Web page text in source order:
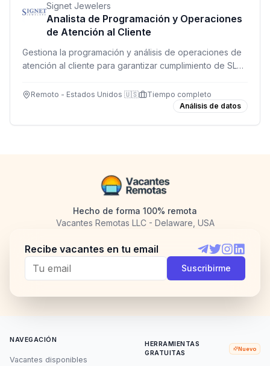
Signet Jewelers
Analista de Programación y Operaciones
de Atención al Cliente
Gestiona la programación y análisis de operaciones de
atención al cliente para garantizar cumplimiento de SLA
Remoto - Estados Unidos 🇺🇸
Tiempo completo
Análisis de datos
Hecho de forma 100% remota
Vacantes Remotas LLC - Delaware, USA
Recibe vacantes en tu email
Telegram
TwitterInstagram
Suscribirme
NAVEGACIÓN
Vacantes disponibles
HERRAMIENTAS
GRATUITAS
Nuevo